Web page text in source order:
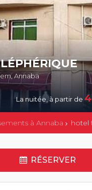
Annaba
La nuitée, à partir de
à Annaba hotel
RÉSERVER